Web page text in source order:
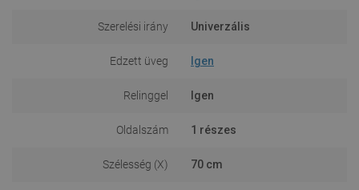
Szerelési irány Univerzális
Edzett üveg Igen
Relinggel Igen
Oldalszám 1 részes
Szélesség (X) 70 cm